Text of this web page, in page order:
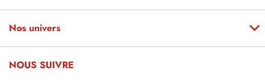
Nos univers
NOUS SUIVRE